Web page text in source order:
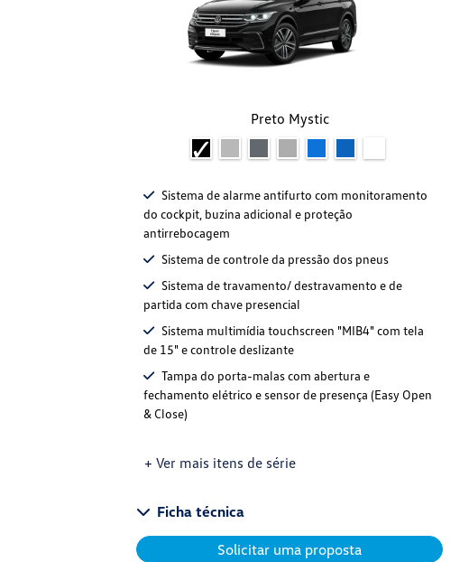
Preto Mystic
Sistema de alarme antifurto com monitoramento
do cockpit, buzina adicional e proteção
antirrebocagem
Sistema de controle da pressão dos pneus
Sistema de travamento/ destravamento e de
partida com chave presencial
Sistema multimídia touchscreen "MIB4" com tela
de 15" e controle deslizante
Tampa do porta-malas com abertura e
fechamento elétrico e sensor de presença (Easy Open
& Close)
+ Ver mais itens de série
Ficha técnica
Solicitar uma proposta